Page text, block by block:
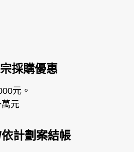
採購優惠
元。
元
計劃案結帳